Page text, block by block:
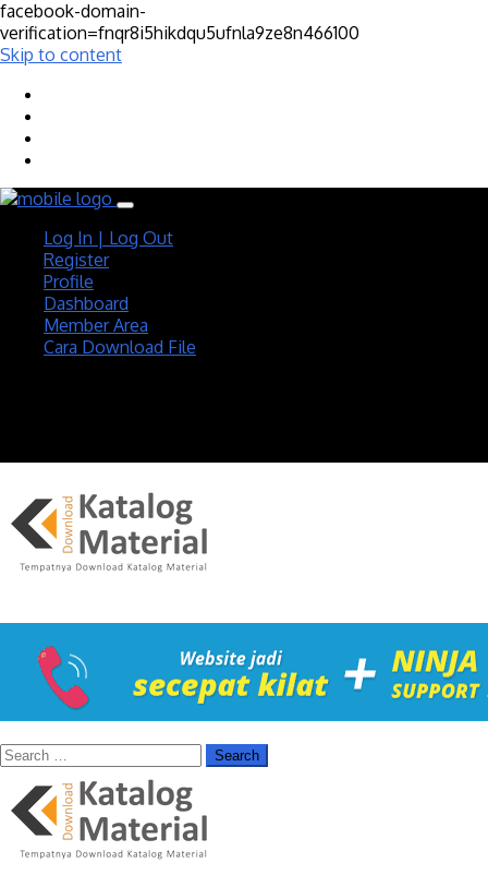
facebook-domain-
verification=fnqr8i5hikdqu5ufnla9ze8n466100
Skip to content
Log In | Log Out
Register
Profile
Dashboard
Member Area
Cara Download File